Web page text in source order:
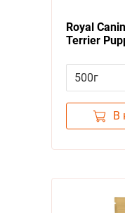
Royal
Terrier
от 2 до 10
500г
В